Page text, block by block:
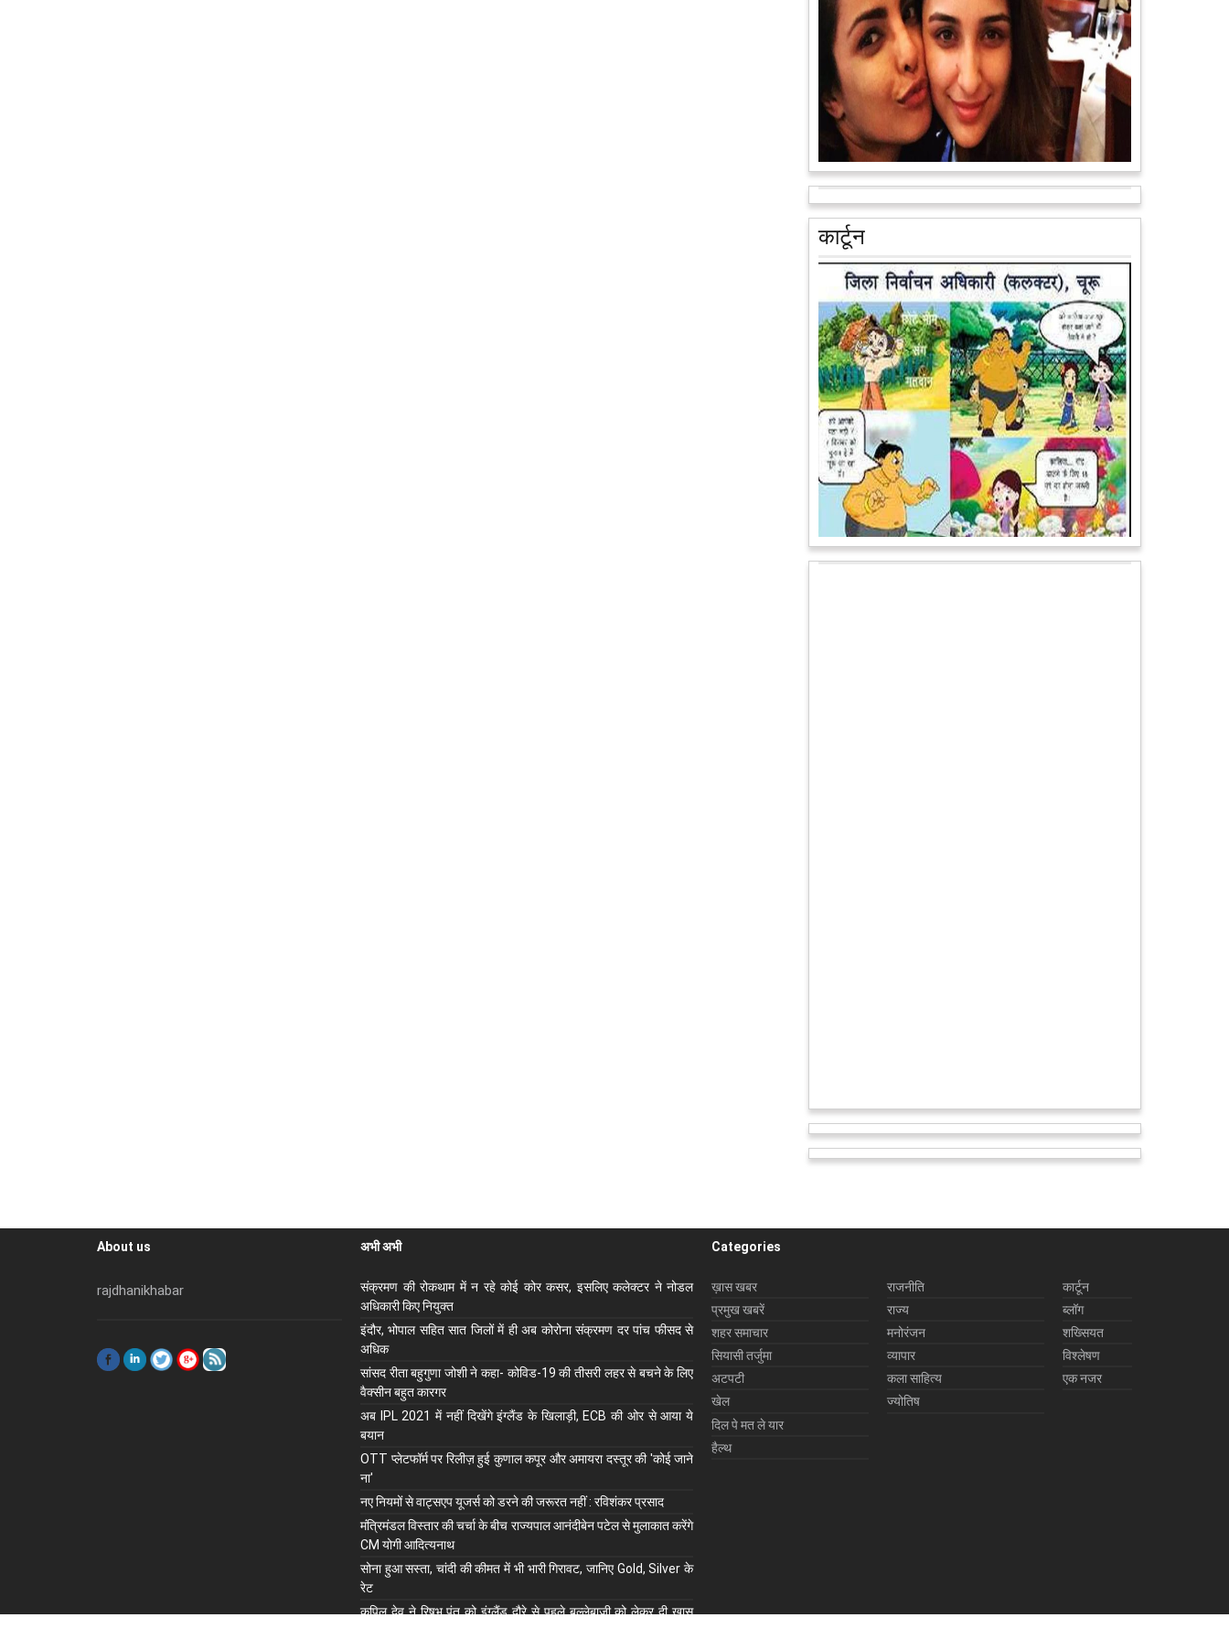
कैसे
हमीरपुर में अब एक आइडिया युवाओं की किस्मत बदलने जा रहा है।
भारत सरकार के स्टार्टअप मिशन के तहत सबंधित टीम मोबाइल
वैन के जरिए पूरे देश के कोने-कोने मे... आगे पढ़ें
आरक्षण के विरोध में राजा भैया बोले, प्रमोशन का आधार गुणवत्ता
और वरिष्ठता हो, जाति नहीं
प्रतापगढ़ के कुंडा से बाहुबली विधायक रघुराज प्रताप सिंह उर्फ
राजा भैया ने शुक्रवार को लखनऊ में प्रेस कांफ्रेंस कर नई
राजनीतिक पार्टी बनाने की आधिकारिक... आगे पढ़ें
पेट पकड़ कर हंसने पर मजबूर हो जायेंगे आप जानवरों की ये अदाएं
देखकर
कल्पना कीजिये उस दृश्य की, जिसमें कोई गिलहरी किसी मेंढक के
साथ लिप-लॉक कर रही हो। गिलहरी झूला झूल रही हो।आगे पढ़ें
कार्टून
About us
rajdhanikhabar
अभी अभी
संक्रमण की रोकथाम में न रहे कोई कोर कसर, इसलिए कलेक्‍टर ने नोडल
अधिकारी किए नियुक्‍त
इंदौर, भोपाल सहित सात जिलों में ही अब कोरोना संक्रमण दर पांच फीसद से
अधिक
सांसद रीता बहुगुणा जोशी ने कहा- कोविड-19 की तीसरी लहर से बचने के लिए
वैक्सीन बहुत कारगर
अब IPL 2021 में नहीं दिखेंगे इंग्लैंड के खिलाड़ी, ECB की ओर से आया ये
बयान
OTT प्लेटफॉर्म पर रिलीज़ हुई कुणाल कपूर और अमायरा दस्तूर की 'कोई जाने
ना'
नए नियमों से वाट्सएप यूजर्स को डरने की जरूरत नहीं : रविशंकर प्रसाद
मंंत्रिमंडल विस्तार की चर्चा के बीच राज्यपाल आनंदीबेन पटेल से मुलाकात करेंगे
CM योगी आदित्यनाथ
सोना हुआ सस्ता, चांदी की कीमत में भी भारी गिरावट, जानिए Gold, Silver के
रेट
कपिल देव ने रिषभ पंत को इंग्लैंड दौरे से पहले बल्लेबाजी को लेकर दी खास
Categories
ख़ास खबर
प्रमुख खबरें
शहर समाचार
सियासी तर्जुमा
अटपटी
खेल
दिल पे मत ले यार
हैल्थ
राजनीति
राज्य
मनोरंजन
व्यापार
कला साहित्य
ज्योतिष
कार्टून
ब्लॉग
शख्सियत
विश्लेषण
एक नजर